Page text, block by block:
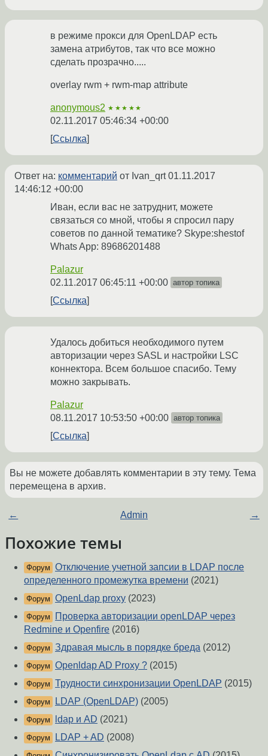
в режиме прокси для OpenLDAP есть
замена атрибутов, так что все можно
сделать прозрачно.....
overlay rwm + rwm-map attribute
anonymous2 ★★★★★
02.11.2017 05:46:34 +00:00
Ссылка
Ответ на: комментарий от Ivan_qrt01.11.2017
14:46:12 +00:00
Иван, если вас не затруднит, можете
связаться со мной, чтобы я спросил пару
советов по данной тематике? Skype:shestof
Whats App: 89686201488
Palazur
02.11.2017 06:45:11 +00:00 автор топика
Ссылка
Удалось добиться необходимого путем
авторизации через SASL и настройки LSC
коннектора. Всем большое спасибо. Тему
можно закрывать.
Palazur
08.11.2017 10:53:50 +00:00 автор топика
Ссылка
Вы не можете добавлять комментарии в эту тему. Тема
перемещена в архив.
← Admin →
Похожие темы
Форум Отключение учетной запсии в LDAP после
определенного промежутка времени (2021)
Форум OpenLdap proxy (2023)
Форум
Проверка авторизации openLDAP через
Redmine и Openfire (2016)
Форум Здравая мысль в порядке бреда (2012)
Форум Openldap AD Proxy ? (2015)
Форум Трудности синхронизации OpenLDAP (2015)
Форум LDAP (OpenLDAP) (2005)
Форум ldap и AD (2021)
Форум LDAP + AD (2008)